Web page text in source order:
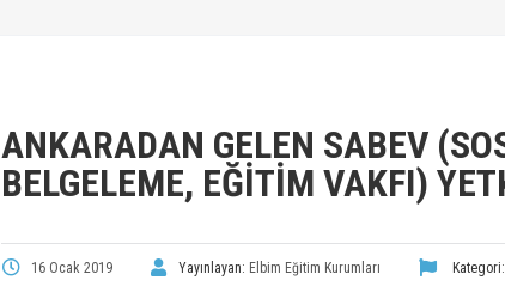
ANKARADAN GELEN SABEV
BELGELEME, EĞITIM VAKFI)
16 Ocak 2019 Yayınlayan: Elbim Eğitim Kurumları Kategori: